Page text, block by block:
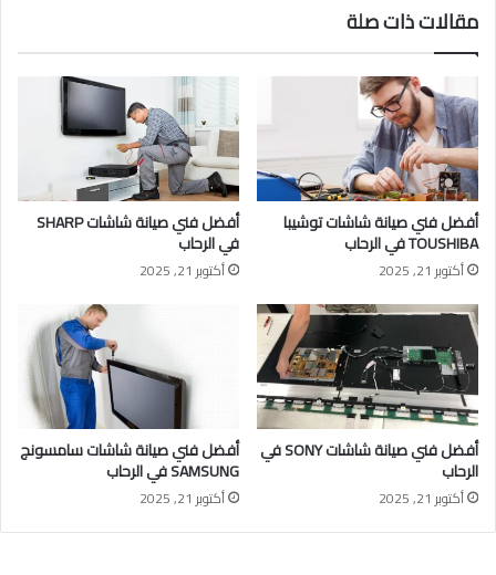
مقالات ذات صلة
أفضل فني صيانة شاشات توشيبا
TOUSHIBA في الرحاب
أكتوبر 21, 2025
أفضل فني صيانة شاشات SHARP
في الرحاب
أكتوبر 21, 2025
أفضل فني صيانة شاشات SONY في
الرحاب
أكتوبر 21, 2025
أفضل فني صيانة شاشات سامسونج
SAMSUNG في الرحاب
أكتوبر 21, 2025